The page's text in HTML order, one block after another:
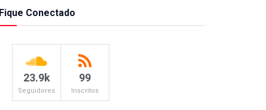
Fique Conectado
23.9k
Seguidores
99
Inscritos